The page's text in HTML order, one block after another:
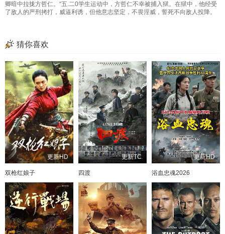
卿暗中拉拢方哲仁。“五.二0学生运动中，方哲仁不幸被捕入狱。在狱中，他经受
了敌人的严刑拷打，威逼利诱，但他意志坚定，不畏淫威，誓死不向敌人投降。
猜你喜欢
更新HD
双枪红娘子
更新TC
四渡
更新HD
浴血忠魂2026